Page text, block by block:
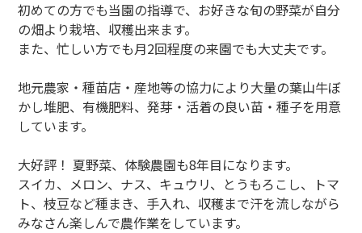
初めての方でも当園の指導で、お好きな旬の野菜が自分
の畑より栽培、収穫出来ます。
また、忙しい方でも月2回程度の来園でも大丈夫です。
地元農家・種苗店・産地等の協力により大量の葉山牛ぼ
かし堆肥、有機肥料、発芽・活着の良い苗・種子を用意
しています。
大好評！ 夏野菜、体験農園も8年目になります。
スイカ、メロン、ナス、キュウリ、とうもろこし、トマ
ト、枝豆など種まき、手入れ、収穫まで汗を流しながら
みなさん楽しんで農作業をしています。